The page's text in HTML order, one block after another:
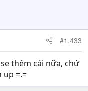
#1,433
thêm cái nữa, chứ
up =.=